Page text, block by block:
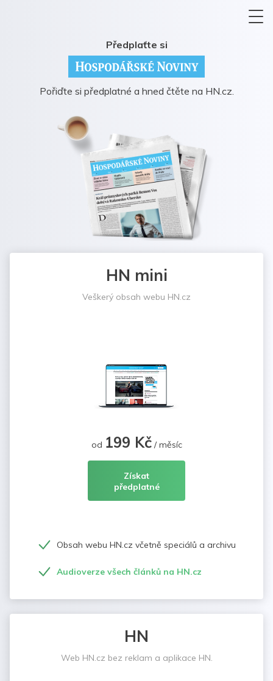
Předplaťte si
Pořiďte si předplatné a hned čtěte na HN.cz.
HN mini
Veškerý obsah webu HN.cz
od 199 Kč/ měsíc
Získat
předplatné
Obsah webu HN.cz včetně speciálů a archivu
Audioverze všech článků na HN.cz
HN
Web HN.cz bez reklam a aplikace HN.